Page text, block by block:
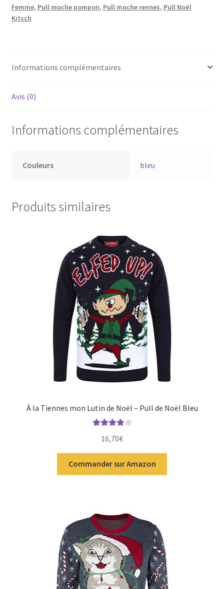
Femme, Pull moche pompon, Pull moche rennes, Pull Noël
Kitsch
Informations complémentaires
Avis (0)
Informations complémentaires
Couleurs bleu
Produits similaires
À la Tiennes mon Lutin de Noël – Pull de Noël Bleu
sur 5
16,70€
Commander sur Amazon